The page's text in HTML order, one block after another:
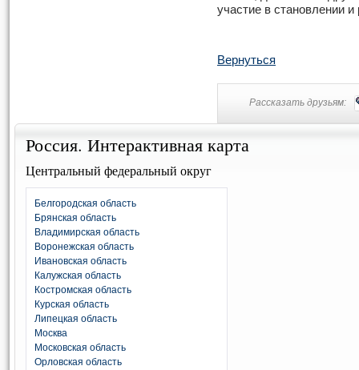
участие в становлении
Вернуться
Рассказать друзьям:
Россия. Интерактивная карта
Центральный федеральный округ
Белгородская область
Брянская область
Владимирская область
Воронежская область
Ивановская область
Калужская область
Костромская область
Курская область
Липецкая область
Москва
Московская область
Орловская область